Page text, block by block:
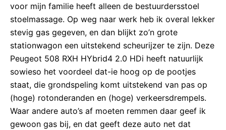
voor mijn familie heeft alleen de bestuurdersstoel
stoelmassage. Op weg naar werk heb ik overal lekker
stevig gas gegeven, en dan blijkt zo’n grote
stationwagon een uitstekend scheurijzer te zijn. Deze
Peugeot 508 RXH HYbrid4 2.0 HDi heeft natuurlijk
sowieso het voordeel dat-ie hoog op de pootjes
staat, die grondspeling komt uitstekend van pas op
(hoge) rotonderanden en (hoge) verkeersdrempels.
Waar andere auto’s af moeten remmen daar geef ik
gewoon gas bij, en dat geeft deze auto net dat